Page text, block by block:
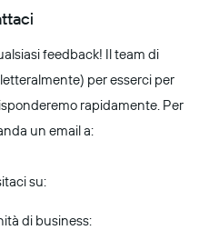
feedback! Il team di
per esserci per
rapidamente. Per
un email a:
su:
di business: